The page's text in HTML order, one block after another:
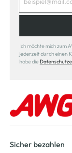
Ich möchte mich zum
jederzeit durch einen
habe die
Sicher bezahlen